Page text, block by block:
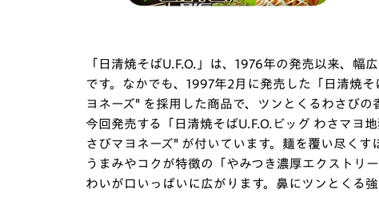
「日清焼そばU.F.O.」は、1976年の発売以来、幅
です。なかでも、1997年2月に発売した「日清焼
ヨネーズ" を採用した商品で、ツンとくるわさび
今回発売する「日清焼そばU.F.O.ビッグ わさマヨ
さびマヨネーズ" が付いています。麺を覆い尽く
うまみやコクが特徴の「やみつき濃厚エクストリ
わいが口いっぱいに広がります。鼻にツンとくる